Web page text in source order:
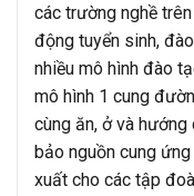
các trường nghề
động tuyển sinh,
nhiều mô hình đào
mô hình 1 cung
cùng ăn, ở và
bảo nguồn cung
xuất cho các tập